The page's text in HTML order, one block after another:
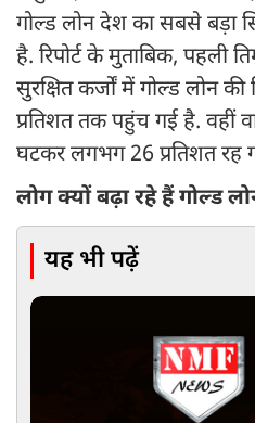
गोल्ड लोन देश का सबसे बड़ा
है. रिपोर्ट के मुताबिक, पहली
सुरक्षित कर्जों में गोल्ड लोन
प्रतिशत तक पहुंच गई है. वहीं
घटकर लगभग 26 प्रतिशत रह
लोग क्यों बढ़ा रहे हैं गोल्ड
यह भी पढ़ें